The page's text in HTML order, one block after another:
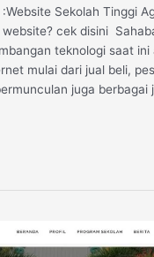
Sekolah Tinggi
cek disini
teknologi saat
mulai dari jual beli,
juga berbagai